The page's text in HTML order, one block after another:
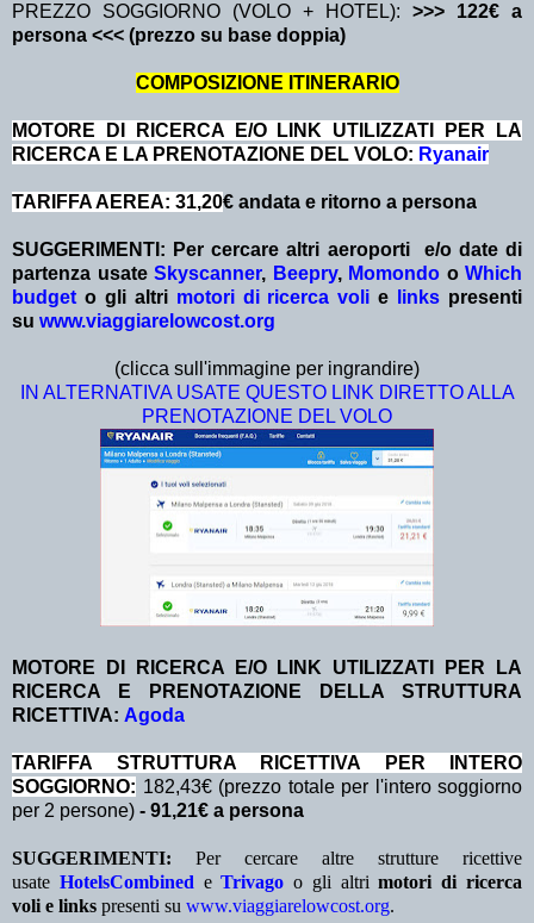
PREZZO SOGGIORNO (VOLO + HOTEL): >>> 122€ a
persona <<< (prezzo su base doppia)
COMPOSIZIONE ITINERARIO
MOTORE DI RICERCA E/O LINK UTILIZZATI PER LA
RICERCA E LA PRENOTAZIONE DEL VOLO: Ryanair
TARIFFA AEREA: 31,20€ andata e ritorno a persona
SUGGERIMENTI: Per cercare altri aeroporti e/o date di
partenza usate Skyscanner, Beepry, Momondo o Which
budget o gli altri motori di ricerca voli e links presenti
su www.viaggiarelowcost.org
(clicca sull'immagine per ingrandire)
IN ALTERNATIVA USATE QUESTO LINK DIRETTO ALLA
PRENOTAZIONE DEL VOLO
MOTORE DI RICERCA E/O LINK UTILIZZATI PER LA
RICERCA E PRENOTAZIONE DELLA STRUTTURA
RICETTIVA: Agoda
TA RIFFA STRUTTURA RICETTIVA PER INTERO
SOGGIORNO: 182,43€ (prezzo totale per l'intero soggiorno
per 2 persone) - 91,21€ a persona
SUGGERIMENTI: Per cercare altre strutture ricettive
usate HotelsCombined eTrivago o gli altrimotori di ricerca
voli e links presenti su www.viaggiarelowcost.org.